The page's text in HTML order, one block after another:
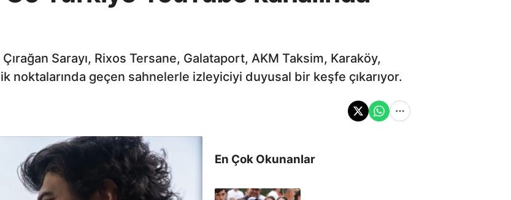
Sarayı, Rixos Tersane, Galataport, AKM Taksim, Karaköy,
noktalarında geçen sahnelerle izleyiciyi duyusal bir keşfe çıkarıyor.
En Çok Okunanlar